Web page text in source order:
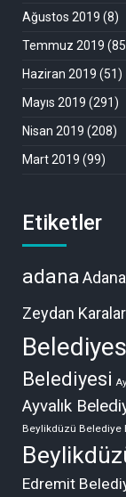
Ağustos 2019 (8)
Temmuz 2019
Haziran 2019 (51)
Mayıs 2019 (291)
Nisan 2019 (208)
Mart 2019 (99)
Etiketler
adana
Zeydan Karalar
Belediyesi
Ayvalık
Beylikdüzü Belediye
Edremit